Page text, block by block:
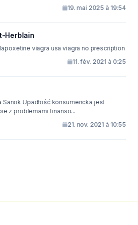
19. mai 2025 à 19:54
Herblain
viagra usa viagra no prescription
11. fév. 2021 à 0:25
Sanok Upadłość konsumencka jest
z problemami finanso...
21. nov. 2021 à 10:55